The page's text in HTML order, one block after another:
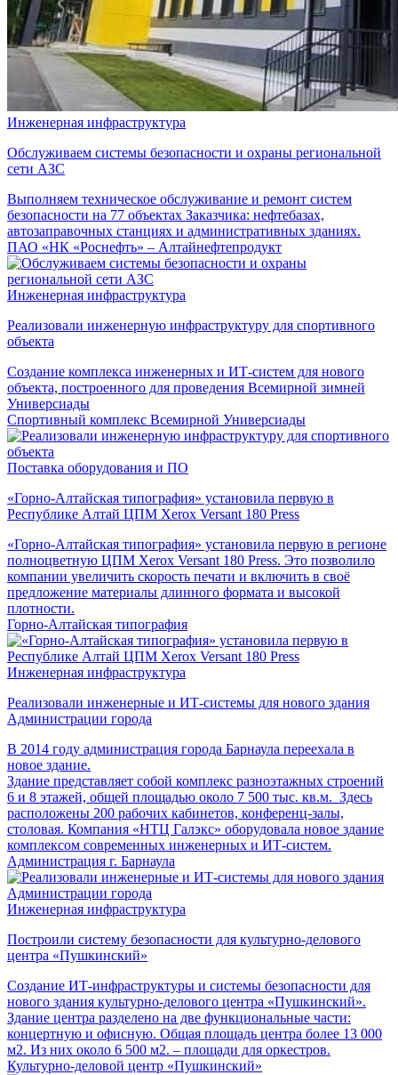
Инженерная инфраструктура
Обслуживаем системы безопасности и охраны региональной
сети АЗС
Выполняем техническое обслуживание и ремонт систем
безопасности на 77 объектах Заказчика: нефтебазах,
автозаправочных станциях и административных зданиях.
ПАО «НК «Роснефть» – Алтайнефтепродукт
Инженерная инфраструктура
Реализовали инженерную инфраструктуру для спортивного
объекта
Создание комплекса инженерных и ИТ-систем для нового
объекта, построенного для проведения Всемирной зимней
Универсиады
Спортивный комплекс Всемирной Универсиады
Поставка оборудования и ПО
«Горно-Алтайская типография» установила первую в
Республике Алтай ЦПМ Xerox Versant 180 Press
«Горно-Алтайская типография» установила первую в регионе
полноцветную ЦПМ Xerox Versant 180 Press. Это позволило
компании увеличить скорость печати и включить в своё
предложение материалы длинного формата и высокой
плотности.
Горно-Алтайская типография
Инженерная инфраструктура
Реализовали инженерные и ИТ-системы для нового здания
Администрации города
В 2014 году администрация города Барнаула переехала в
новое здание.
Здание представляет собой комплекс разноэтажных строений
6 и 8 этажей, общей площадью около 7 500 тыс. кв.м. Здесь
расположены 200 рабочих кабинетов, конференц-залы,
столовая. Компания «НТЦ Галэкс» оборудовала новое здание
комплексом современных инженерных и ИТ-систем.
Администрация г. Барнаула
Инженерная инфраструктура
Построили систему безопасности для культурно-делового
центра «Пушкинский»
Создание ИТ-инфраструктуры и системы безопасности для
нового здания культурно-делового центра «Пушкинский».
Здание центра разделено на две функциональные части:
концертную и офисную. Общая площадь центра более 13 000
м2. Из них около 6 500 м2. – площади для оркестров.
Культурно-деловой центр «Пушкинский»